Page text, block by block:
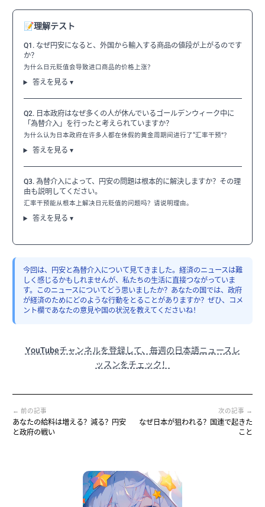
📝理解テスト
Q1. なぜ円安になると、外国から輸入する商品の値段が上がるのです
か？
为什么日元贬值会导致进口商品的价格上涨？
答えを見る ▾
Q2. 日本政府はなぜ多くの人が休んでいるゴールデンウィーク中に
「為替介入」を行ったと考えられていますか？
为什么认为日本政府在许多人都在休假的黄金周期间进行了“汇率干预”？
答えを見る ▾
Q3. 為替介入によって、円安の問題は根本的に解決しますか？その理
由も説明してください。
汇率干预能从根本上解决日元贬值的问题吗？请说明理由。
答えを見る ▾
今回は、円安と為替介入について見てきました。経済のニュースは難
しく感じるかもしれませんが、私たちの生活に直接つながっていま
す。このニュースについてどう思いましたか？あなたの国では、政府
が経済のためにどのような行動をとることがありますか？ぜひ、コメ
ント欄であなたの意見や国の状況を教えてくださいね！
YouTubeチャンネルを登録して、毎週の日本語ニュースレ
ッスンをチェック！
← 前の記事
あなたの給料は増える？減る？円安
と政府の戦い
次の記事 →
なぜ日本が狙われる？国連で起きた
こと